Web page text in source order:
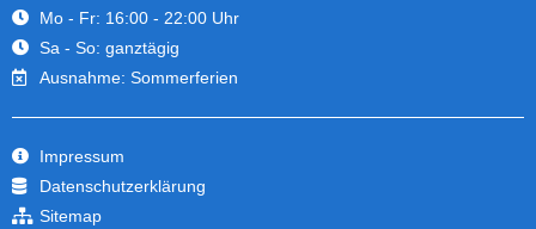
Mo - Fr: 16:00 - 22:00 Uhr
Sa - So: ganztägig
Ausnahme: Sommerferien
Impressum
Datenschutzerklärung
Sitemap